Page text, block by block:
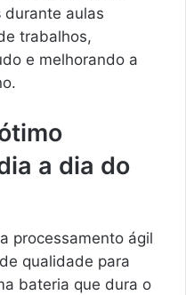
durante aulas
trabalhos,
e melhorando a
a dia do
processamento ágil
qualidade para
bateria que dura o